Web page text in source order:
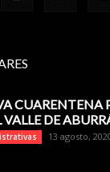
CUARENTENA
VALLE DE
13 agosto,